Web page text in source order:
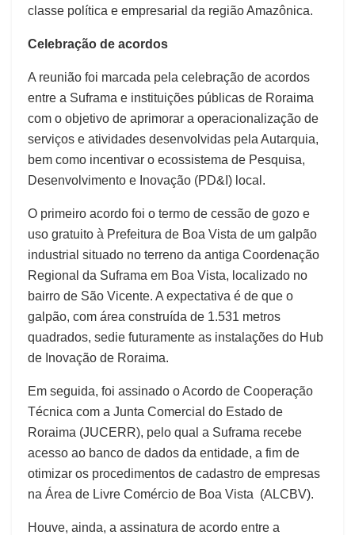
classe política e empresarial da região Amazônica.
Celebração de acordos
A reunião foi marcada pela celebração de acordos
entre a Suframa e instituições públicas de Roraima
com o objetivo de aprimorar a operacionalização de
serviços e atividades desenvolvidas pela Autarquia,
bem como incentivar o ecossistema de Pesquisa,
Desenvolvimento e Inovação (PD&I) local.
O primeiro acordo foi o termo de cessão de gozo e
uso gratuito à Prefeitura de Boa Vista de um galpão
industrial situado no terreno da antiga Coordenação
Regional da Suframa em Boa Vista, localizado no
bairro de São Vicente. A expectativa é de que o
galpão, com área construída de 1.531 metros
quadrados, sedie futuramente as instalações do Hub
de Inovação de Roraima.
Em seguida, foi assinado o Acordo de Cooperação
Técnica com a Junta Comercial do Estado de
Roraima (JUCERR), pelo qual a Suframa recebe
acesso ao banco de dados da entidade, a fim de
otimizar os procedimentos de cadastro de empresas
na Área de Livre Comércio de Boa Vista (ALCBV).
Houve, ainda, a assinatura de acordo entre a